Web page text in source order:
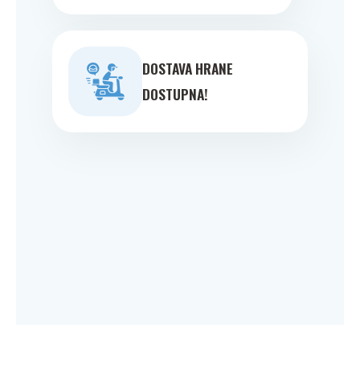
DOSTAVA HRANE
DOSTUPNA!